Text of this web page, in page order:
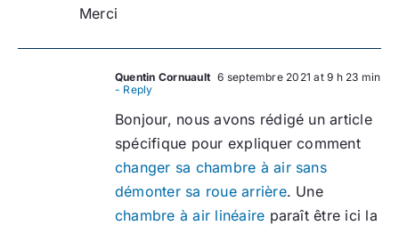
Merci
Quentin Cornuault 6 septembre 2021 at 9 h 23 min
- Reply
Bonjour, nous avons rédigé un article
spécifique pour expliquer comment
changer sa chambre à air sans
démonter sa roue arrière. Une
chambre à air linéaire paraît être ici la